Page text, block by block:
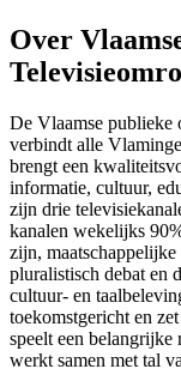
Over
De Vlaamse publieke
verbindt alle
brengt een
informatie, cultuur,
zijn drie
kanalen wekelijks
zijn, maatschappelijke
pluralistisch debat en
cultuur- en
toekomstgericht en
speelt een belangrijke
werkt samen met tal